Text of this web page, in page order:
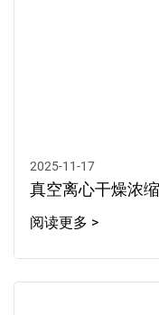
2025-11-17
真空离心干燥浓
阅读更多 >